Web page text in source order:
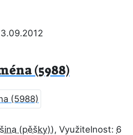
(5988)
, Využitelnost: 6